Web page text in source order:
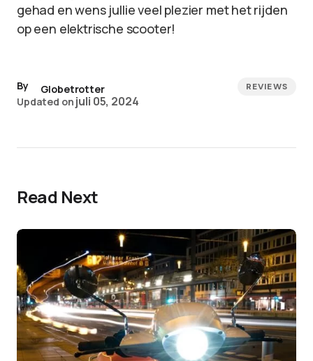
gehad en wens jullie veel plezier met het rijden
op een elektrische scooter!
By
Globetrotter
Updated on juli 05, 2024
REVIEWS
Read Next